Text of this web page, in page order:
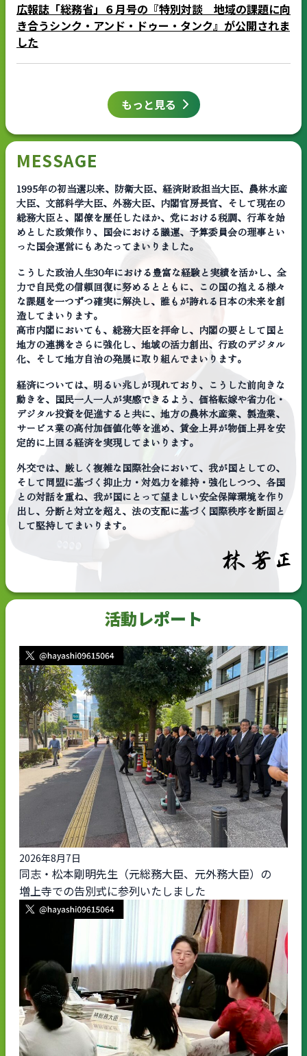
広報誌「総務省」６月号の『特別対談 地域の課題に向
き合うシンク・アンド・ドゥー・タンク』が公開されま
した
もっと見る
MESSAGE
1995年の初当選以来、防衛大臣、経済財政担当大臣、農林水産
大臣、文部科学大臣、外務大臣、内閣官房長官、そして現在の
総務大臣と、閣僚を歴任したほか、党における税調、行革を始
めとした政策作り、国会における議運、予算委員会の理事とい
った国会運営にもあたってまいりました。
こうした政治人生30年における豊富な経験と実績を活かし、全
力で自民党の信頼回復に努めるとともに、この国の抱える様々
な課題を一つずつ確実に解決し、誰もが誇れる日本の未来を創
造してまいります。
高市内閣においても、総務大臣を拝命し、内閣の要として国と
地方の連携をさらに強化し、地域の活力創出、行政のデジタル
化、そして地方自治の発展に取り組んでまいります。
経済については、明るい兆しが現れており、こうした前向きな
動きを、国民一人一人が実感できるよう、価格転嫁や省力化・
デジタル投資を促進すると共に、地方の農林水産業、製造業、
サービス業の高付加価値化等を進め、賃金上昇が物価上昇を安
定的に上回る経済を実現してまいります。
外交では、厳しく複雑な国際社会において、我が国としての、
そして同盟に基づく抑止力・対処力を維持・強化しつつ、各国
との対話を重ね、我が国にとって望ましい安全保障環境を作り
出し、分断と対立を超え、法の支配に基づく国際秩序を断固と
して堅持してまいります。
活動レポート
2026年8月7日
同志・松本剛明先生（元総務大臣、元外務大臣）の
増上寺での告別式に参列いたしました